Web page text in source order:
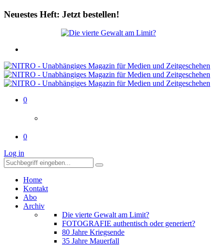
Neuestes Heft: Jetzt bestellen!
0
0
Log in
Home
Kontakt
Abo
Archiv
Die vierte Gewalt am Limit?
FOTOGRAFIE authentisch oder generiert?
80 Jahre Kriegsende
35 Jahre Mauerfall